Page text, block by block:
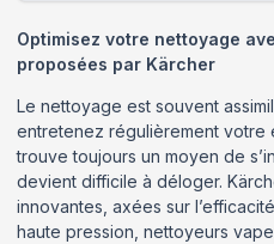
Optimisez votre nettoyage
proposées par Kärcher
Le nettoyage est souvent
entretenez régulièrement votre
trouve toujours un moyen de
devient difficile à déloger.
innovantes, axées sur
haute pression, nettoyeurs